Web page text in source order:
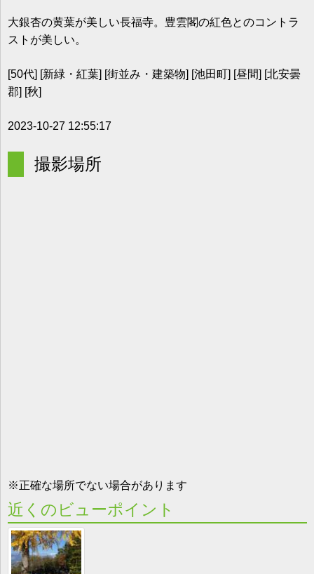
大銀杏の黄葉が美しい長福寺。豊雲閣の紅色とのコントラ
ストが美しい。
[50代] [新緑・紅葉] [街並み・建築物] [池田町] [昼間] [北安曇
郡] [秋]
2023-10-27 12:55:17
撮影場所
※正確な場所でない場合があります
近くのビューポイント